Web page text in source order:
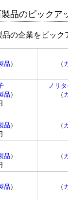
品のピックア
の企業をピック
品 ）
（
品 ）
ノリ
（
品 ）
（
品 ）
（
品 ）
（